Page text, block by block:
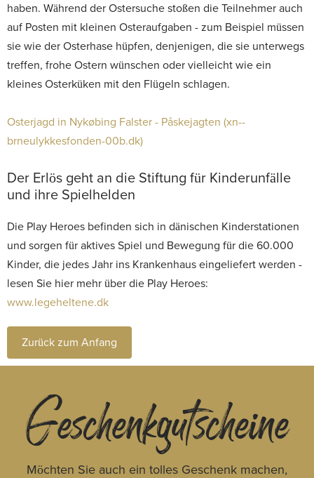
haben. Während der Ostersuche stoßen die Teilnehmer auch
auf Posten mit kleinen Osteraufgaben - zum Beispiel müssen
sie wie der Osterhase hüpfen, denjenigen, die sie unterwegs
treffen, frohe Ostern wünschen oder vielleicht wie ein
kleines Osterküken mit den Flügeln schlagen.
Osterjagd in Nykøbing Falster - Påskejagten (xn--
brneulykkesfonden-00b.dk)
Der Erlös geht an die Stiftung für Kinderunfälle
und ihre Spielhelden
Die Play Heroes befinden sich in dänischen Kinderstationen
und sorgen für aktives Spiel und Bewegung für die 60.000
Kinder, die jedes Jahr ins Krankenhaus eingeliefert werden -
lesen Sie hier mehr über die Play Heroes:
www.legeheltene.dk
Zurück zum Anfang
Geschenkgutscheine
Möchten Sie auch ein tolles Geschenk machen,